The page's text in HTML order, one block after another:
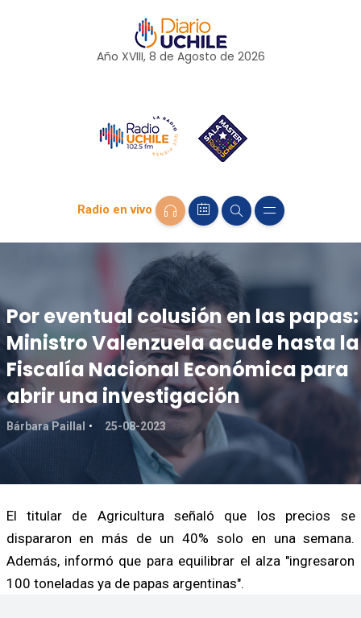
Año XVIII, 8 de Agosto de 2026
Radio en vivo
Por eventual colusión en las papas:
Ministro Valenzuela acude hasta la
Fiscalía Nacional Económica para
abrir una investigación
Bárbara Paillal 25-08-2023
El titular de Agricultura señaló que los precios se
dispararon en más de un 40% solo en una semana.
Además, informó que para equilibrar el alza "ingresaron
100 toneladas ya de papas argentinas".